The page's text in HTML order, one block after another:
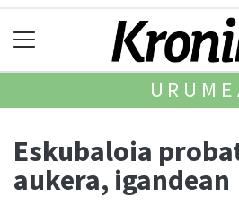
Eskubaloia
aukera, igandean